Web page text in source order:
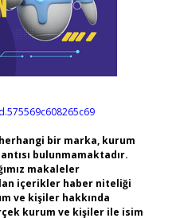
bir marka, kurum
bulunmamaktadır.
makaleler
içerikler haber niteliği
ve kişiler hakkında
kurum ve kişiler ile isim